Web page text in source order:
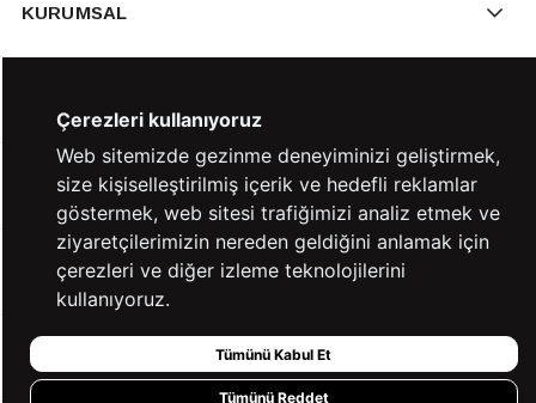
KURUMSAL
YARDIM
BİZE ULAŞIN
HIZLI ERİŞİM
Çerezleri kullanıyoruz
Web sitemizde gezinme deneyiminizi geliştirmek,
size kişiselleştirilmiş içerik ve hedefli reklamlar
göstermek, web sitesi trafiğimizi analiz etmek ve
ziyaretçilerimizin nereden geldiğini anlamak için
çerezleri ve diğer izleme teknolojilerini
kullanıyoruz.
Tümünü Kabul Et
Tümünü Reddet